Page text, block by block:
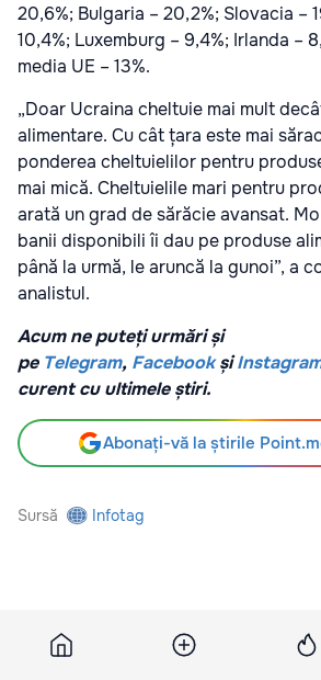
20,6%; Bulgaria – 20,2%; Slovacia –
10,4%; Luxemburg – 9,4%; Irlanda –
media UE – 13%.
„Doar Ucraina cheltuie mai mult
alimentare. Cu cât țara este mai
ponderea cheltuielilor pentru
mai mică. Cheltuielile mari pentru
arată un grad de sărăcie avansat.
banii disponibili îi dau pe produse
până la urmă, le aruncă la gunoi”, a
analistul.
Acum ne puteți urmări și
pe Telegram, Facebook și
curent cu ultimele știri.
Abonați-vă la știrile
Sursă Infotag